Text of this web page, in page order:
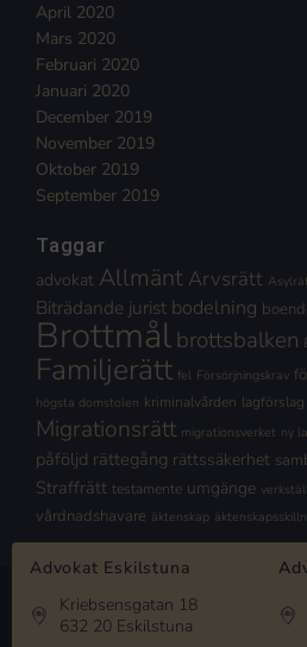
April 2020
Mars 2020
Februari 2020
Januari 2020
December 2019
November 2019
Oktober 2019
September 2019
Taggar
advokat Allmänt Arvsrätt
Biträdande jurist bodelning
Brottmålbrottsbalken
Familjerätt fel Försörjningskrav
högsta domstolen kriminalvården lagförslag
Migrationsrätt migrationsverket ny
påföljd rättegång rättssäkerhet
Straffrätt testamente umgänge
vårdnadshavare äktenskap
Advokat Eskilstuna
Kriebsensgatan 18
632 20 Eskilstuna